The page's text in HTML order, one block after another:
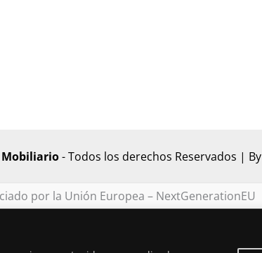
- Todos los derechos Reservados | By
por la Unión Europea – NextGenerationEU